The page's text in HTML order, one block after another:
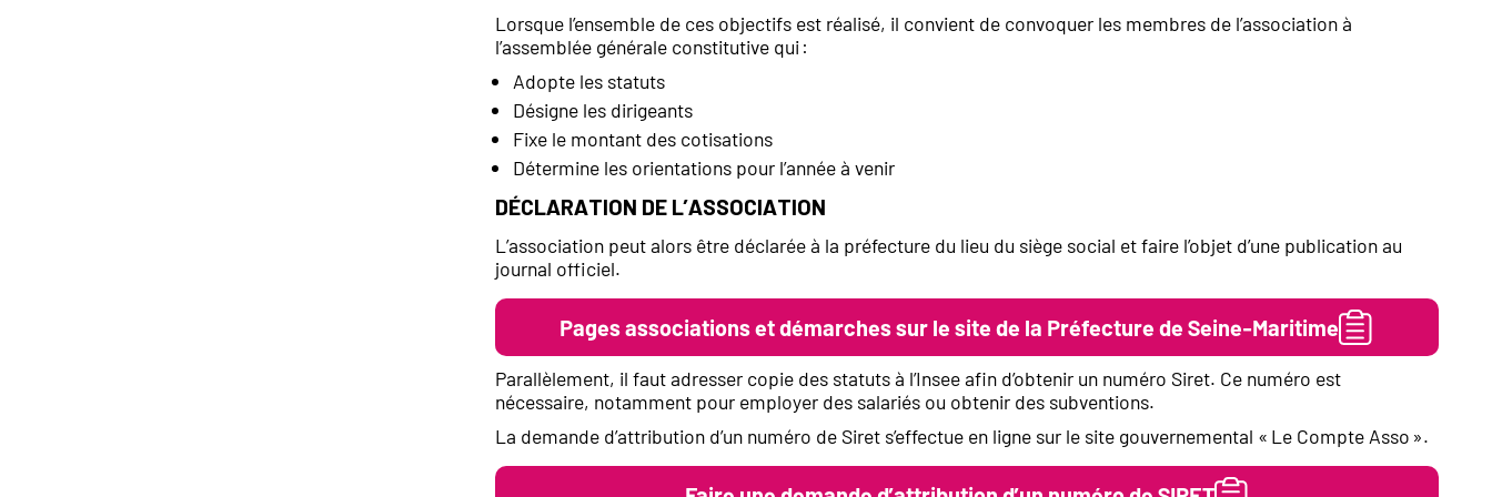
Lorsque l’ensemble de ces objectifs est réalisé, il convient de convoquer les membres de l’association à
l’assemblée générale constitutive qui :
Adopte les statuts
Désigne les dirigeants
Fixe le montant des cotisations
Détermine les orientations pour l’année à venir
Déclaration de l’association
L’association peut alors être déclarée à la préfecture du lieu du siège social et faire l’objet d’une publication au
journal officiel.
Pages associations et démarches sur le site de la Préfecture de Seine-Maritime
Parallèlement, il faut adresser copie des statuts à l’Insee afin d’obtenir un numéro Siret. Ce numéro est
nécessaire, notamment pour employer des salariés ou obtenir des subventions.
La demande d’attribution d’un numéro de Siret s’effectue en ligne sur le site gouvernemental « Le Compte Asso ».